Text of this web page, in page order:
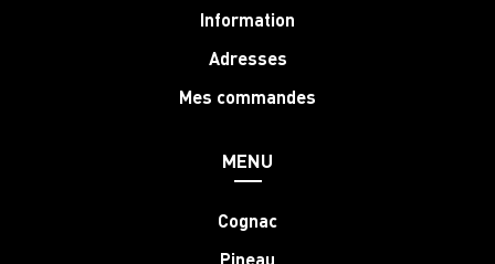
Information
Adresses
Mes commandes
MENU
Cognac